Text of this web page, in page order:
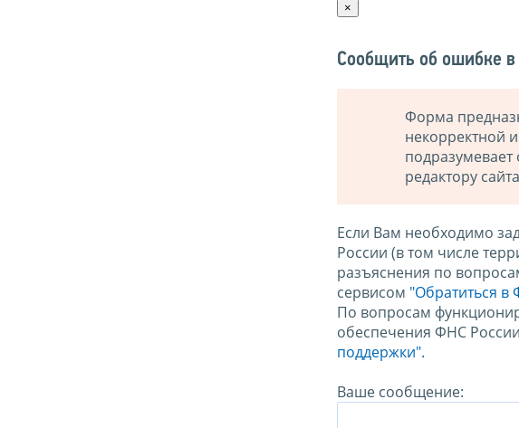
×
Сообщить об ошибке в
Форма
некорректной
редактору
Если Вам необходимо
России (в том числе
разъяснения по
сервисом "Обратиться в
По вопросам
обеспечения ФНС
поддержки".
Ваше сообщение: